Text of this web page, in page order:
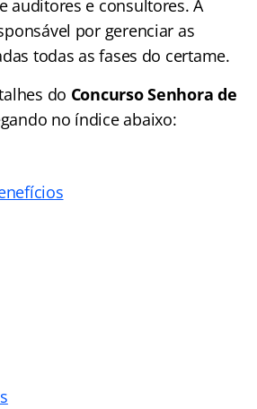
auditores e consultores. A
por gerenciar as
todas as fases do certame.
do Concurso Senhora de
no índice abaixo: